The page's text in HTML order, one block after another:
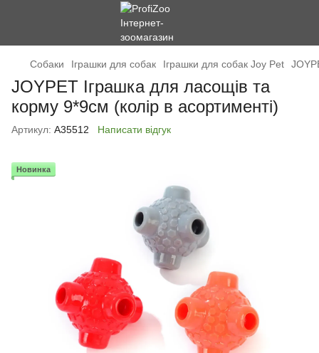
Cобаки Іграшки для собак Іграшки для собак Joy Pet
JOYPET Іграшка для ласощів та
корму 9*9см (колір в асортименті)
Артикул: А35512 Написати відгук
Новинка